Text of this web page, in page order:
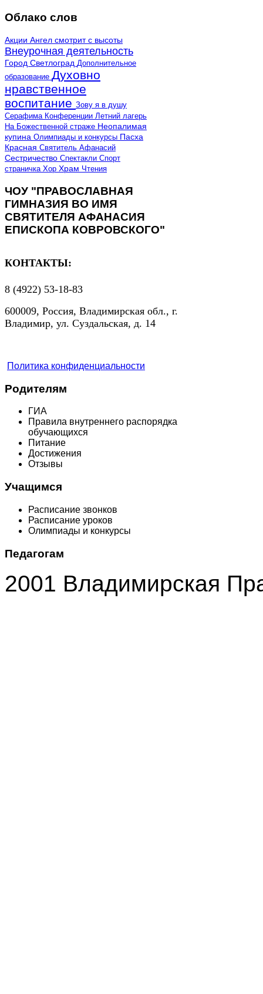
Облако слов
Акции Ангел смотрит с высоты
Внеурочная деятельность
Город Светлоград Дополнительное
образование Духовно
нравственное
воспитание Зову я в душу
Серафима Конференции Летний лагерь
На Божественной страже Неопалимая
купина Олимпиады и конкурсы Пасха
Красная Святитель Афанасий
Сестричество Спектакли Спорт
страничка Хор Храм Чтения
ЧОУ "ПРАВОСЛАВНАЯ
ГИМНАЗИЯ ВО ИМЯ
СВЯТИТЕЛЯ АФАНАСИЯ
ЕПИСКОПА КОВРОВСКОГО"
КОНТАКТЫ:
8 (4922) 53-18-83
600009, Россия, Владимирская обл., г.
Владимир, ул. Суздальская, д. 14
Политика конфиденциальности
Родителям
ГИА
Правила внутреннего распорядка
обучающихся
Питание
Достижения
Отзывы
Учащимся
Расписание звонков
Расписание уроков
Олимпиады и конкурсы
Педагогам
2001 Владимирская